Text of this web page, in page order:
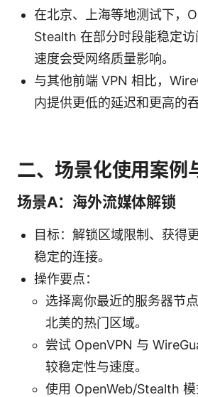
在北京、上海等地测试下，
Stealth 在部分时段能稳定
速度会受网络质量影响。
与其他前端 VPN 相比，
内提供更低的延迟和更高的吞
二、场景化使用案例
场景A：海外流媒体解锁
目标：解锁区域限制、获得
稳定的连接。
操作要点：
选择离你最近的服务器节
北美的热门区域。
尝试 OpenVPN 与
较稳定性与速度。
使用 OpenWeb/Stealth